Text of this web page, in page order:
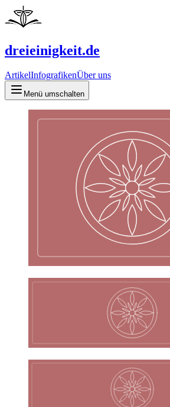
dreieinigkeit.de
ArtikelInfografikenÜber uns
Menü umschalten